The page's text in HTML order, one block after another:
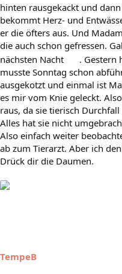
hinten rausgekackt und
bekommt Herz- und
er die öfters aus. Und
die auch schon gefressen.
nächsten Nacht
. Gestern
musste Sonntag schon
ausgekotzt und einmal ist
es mir vom Knie geleckt.
raus, da sie tierisch Durchfall
Alles hat sie nicht
Also einfach weiter
ab zum Tierarzt. Aber ich
Drück dir die Daumen.
TempeB